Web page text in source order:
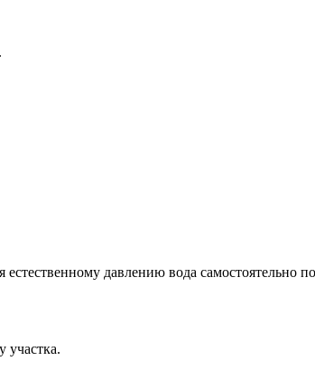
давлению вода самостоятельно
участка.